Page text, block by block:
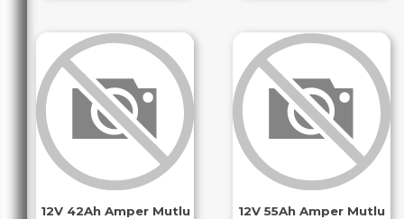
12V 42Ah Amper Mutlu
12V 55Ah Amper Mutlu